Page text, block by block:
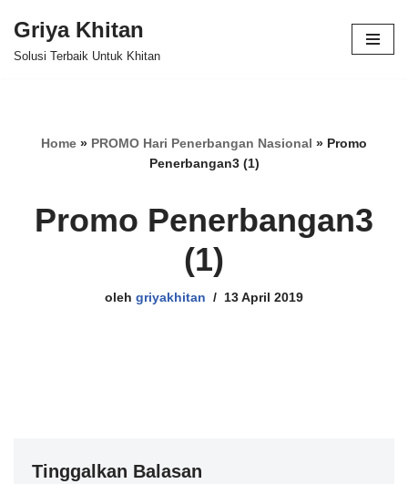
Lompat
Griya Khitan
Solusi Terbaik Untuk Khitan
Home » PROMO Hari Penerbangan Nasional » Promo
Penerbangan3 (1)
Promo Penerbangan3
(1)
oleh griyakhitan 13 April 2019
Tinggalkan Balasan